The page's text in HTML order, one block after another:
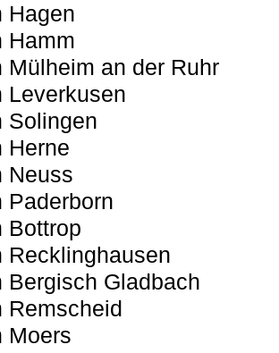
Hagen
Hamm
Mülheim an der Ruhr
Leverkusen
Solingen
Herne
Neuss
Paderborn
Bottrop
Recklinghausen
Bergisch Gladbach
Remscheid
Moers